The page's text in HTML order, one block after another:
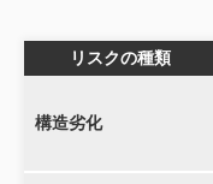
リスクの種類
構造劣化